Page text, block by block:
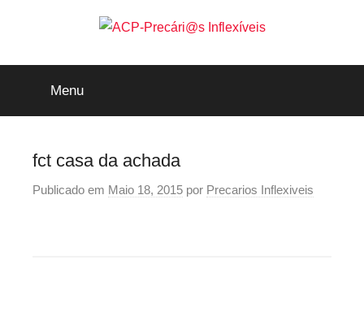
ACP-
Precári@s
Inflexíveis
Menu
fct casa da achada
Publicado em Maio 18, 2015 por Precarios Inflexiveis